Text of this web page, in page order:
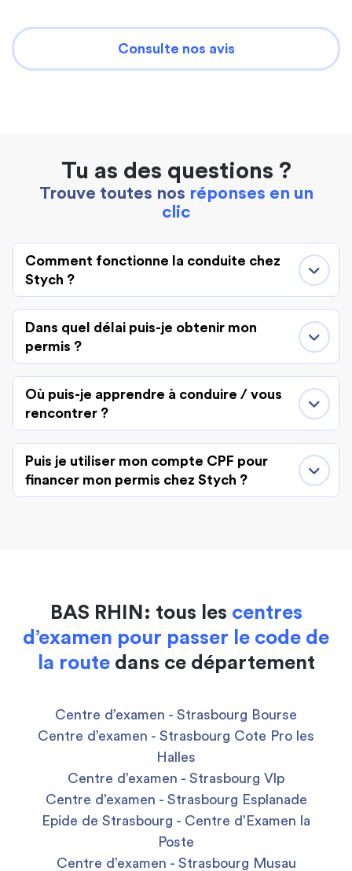
Consulte nos avis
Tu as des questions ?
Trouve toutes nos réponses en un
clic
Comment fonctionne la conduite chez
Stych ?
Dans quel délai puis-je obtenir mon
permis ?
Où puis-je apprendre à conduire / vous
rencontrer ?
Puis je utiliser mon compte CPF pour
financer mon permis chez Stych ?
BAS RHIN: tous les centres
d’examen pour passer le code de
la routedans ce département
Centre d’examen - Strasbourg Bourse
Centre d’examen - Strasbourg Cote Pro les
Halles
Centre d’examen - Strasbourg Vlp
Centre d’examen - Strasbourg Esplanade
Epide de Strasbourg - Centre d’Examen la
Poste
Centre d’examen - Strasbourg Musau